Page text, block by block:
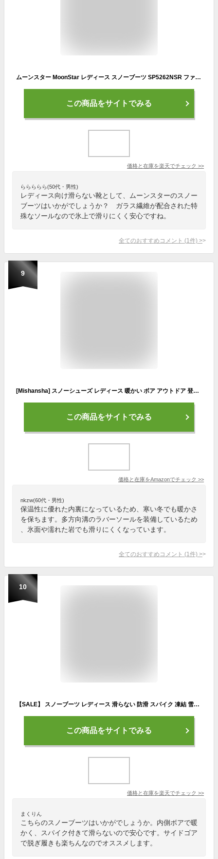
ムーンスター MoonStar レディース スノーブーツ SP5262NSR ファスナー付 4E 幅広 編み上げ 日本製 氷上防滑 本革 レザー 5262 靴
この商品をサイトでみる
価格と在庫を楽天でチェック >>
ららららら(50代・男性)
レディース向け滑らない靴として、ムーンスターのスノー
ブーツはいかがでしょうか？ ガラス繊維が配合された特
殊なソールなので氷上で滑りにくく安心ですね。
全てのおすすめコメント (1 件) >
9
[Mishansha] スノーシューズ レディース 暖かい ボア アウトドア 登山靴 ハイカットトレッキングシューズ 防寒 冬用 スノーブーツ
この商品をサイトでみる
価格と在庫をAmazonでチェック >>
nkzw(60代・男性)
保温性に優れた内裏になっているため、寒い冬でも暖かさ
を保ちます。多方向溝のラバーソールを装備しているため
、氷面や濡れた岩でも滑りにくくなっています。
全てのおすすめコメント (1 件) >
10
【SALE】 スノーブーツ レディース 滑らない 防滑 スパイク 凍結 雪国 北海道 裏起毛 裏ボア ファー 防寒 暖かい あったかい サイドゴア ローヒール 痛くない 歩きやすい 柔らかい 疲れない 軽量 軽い 黒 ブラック かわいい おしゃれ ふわふわ
この商品をサイトでみる
価格と在庫を楽天でチェック >>
まくりん
こちらのスノーブーツはいかがでしょうか。内側ボアで暖
かく、スパイク付きて滑らないので安心です。サイドゴア
で脱ぎ履きも楽ちんなのでオススメします。